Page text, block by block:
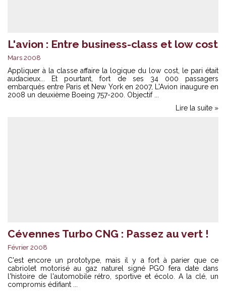
L'avion : Entre business-class et low cost
Mars 2008
Appliquer à la classe affaire la logique du low cost, le pari était
audacieux... Et pourtant, fort de ses 34 000 passagers
embarqués entre Paris et New York en 2007, L'Avion inaugure en
2008 un deuxième Boeing 757-200. Objectif ...
Lire la suite »
Cévennes Turbo CNG : Passez au vert !
Février 2008
C'est encore un prototype, mais il y a fort à parier que ce
cabriolet motorisé au gaz naturel signé PGO fera date dans
l'histoire de l'automobile rétro, sportive et écolo. A la clé, un
compromis édifiant ...